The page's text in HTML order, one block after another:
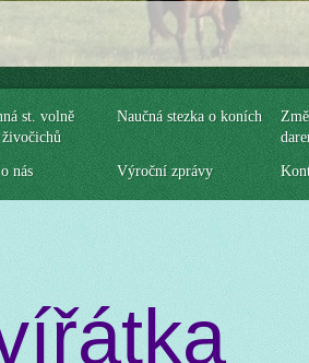
st. volně
Naučná stezka o koních
nás Výroční zprávy